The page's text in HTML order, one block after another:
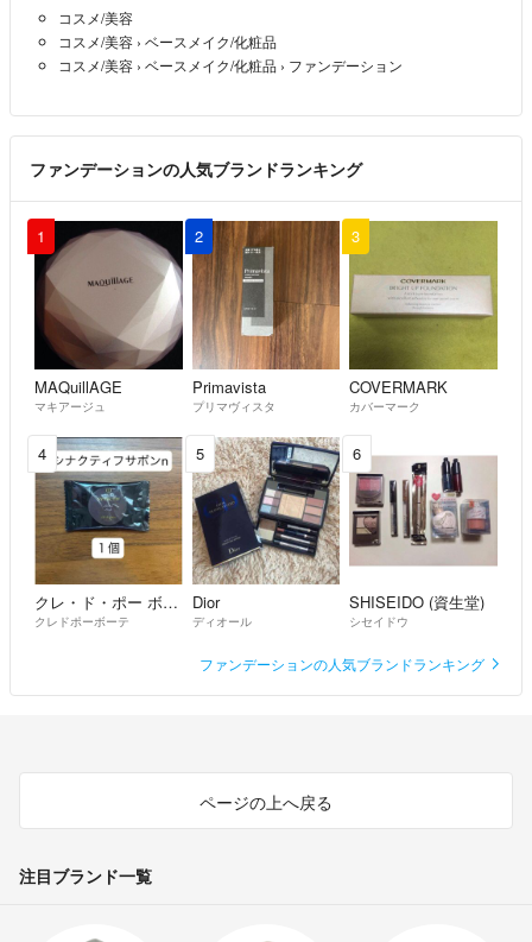
ピンクキャット様
コメントありがとうございます。
こちらの商品はお値下げ不可にしておりましたが、ショッパーなしで
よろしければ6500円にさせて頂きます。
出品者 ココロリボン- 5ヶ月前
初めまして！こちら6500円
即決可能でしょうか！
ピンクキャット- 5ヶ月前
コスメ/美容
コスメ/美容 › ベースメイク/化粧品
コスメ/美容 › ベースメイク/化粧品 › ファンデーション
ファンデーションの人気ブランドランキング
1
MAQuillAGE
マキアージュ
2
Primavista
プリマヴィスタ
3
COVERMARK
カバーマーク
4
クレ・ド・ポー ボーテ
クレドポーボーテ
5
Dior
ディオール
6
SHISEIDO (資生堂)
シセイドウ
ファンデーションの人気ブランドランキング
ページの上へ戻る
注目ブランド一覧